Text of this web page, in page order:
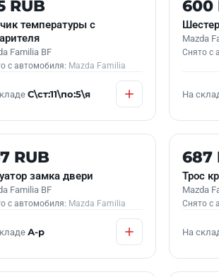
RUB
температуры с
Familia BF
с автомобиля: Mazda Familia
С\ст:11\по:5\я
600
Mazda
Снято с
На
НАЛИЧИИ
RUB
замка двери
Familia BF
с автомобиля: Mazda Familia
А-р
Б/У В
687
Трос
Mazda
Снято с
На